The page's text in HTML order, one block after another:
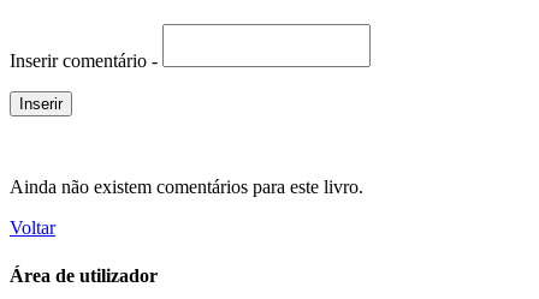
Inserir comentário -
Ainda não existem comentários para este livro.
Voltar
Área de utilizador